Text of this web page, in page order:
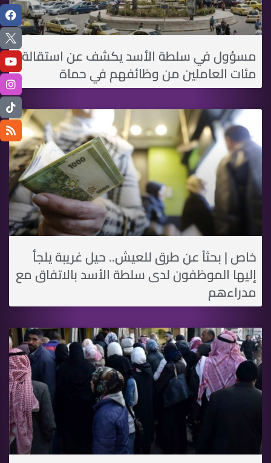
مسؤول في سلطة الأسد يكشف عن استقالة
مئات العاملين من وظائفهم في حماة
خاص | بحثاً عن طرق للعيش.. حيل غريبة يلجأ
إليها الموظفون لدى سلطة اﻷسد بالاتفاق مع
مدراءهم